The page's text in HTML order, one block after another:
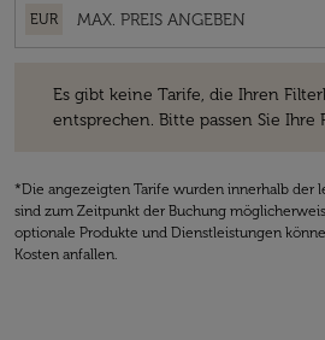
EUR
Es gibt keine Tarife, die Ihren
entsprechen. Bitte passen Sie Ihre
*Die angezeigten Tarife wurden innerhalb der
sind zum Zeitpunkt der Buchung
optionale Produkte und Dienstleistungen
Kosten anfallen.